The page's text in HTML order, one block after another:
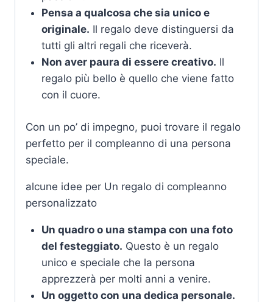
Pensa a qualcosa che sia unico e
originale. Il regalo deve distinguersi da
tutti gli altri regali che riceverà.
Non aver paura di essere creativo. Il
regalo più bello è quello che viene fatto
con il cuore.
Con un po’ di impegno, puoi trovare il regalo
perfetto per il compleanno di una persona
speciale.
alcune idee per Un regalo di compleanno
personalizzato
Un quadro o una stampa con una foto
del festeggiato. Questo è un regalo
unico e speciale che la persona
apprezzerà per molti anni a venire.
Un oggetto con una dedica personale.